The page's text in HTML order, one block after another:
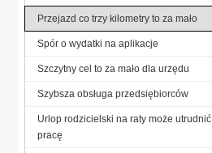
Przejazd co trzy kilometry to za mało
Spór o wydatki na aplikacje
Szczytny cel to za mało dla urzędu
Szybsza obsługa przedsiębiorców
Urlop rodzicielski na raty może utrudnić
pracę